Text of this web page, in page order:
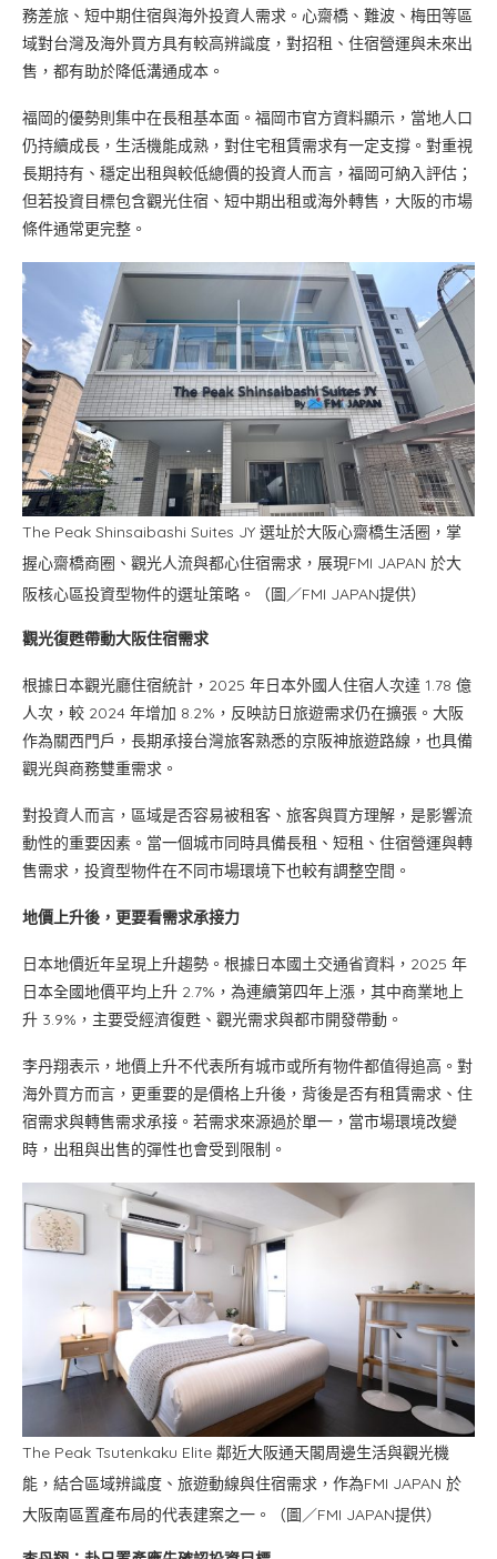
務差旅、短中期住宿與海外投資人需求。心齋橋、難波、梅田等區
域對台灣及海外買方具有較高辨識度，對招租、住宿營運與未來出
售，都有助於降低溝通成本。
福岡的優勢則集中在長租基本面。福岡市官方資料顯示，當地人口
仍持續成長，生活機能成熟，對住宅租賃需求有一定支撐。對重視
長期持有、穩定出租與較低總價的投資人而言，福岡可納入評估；
但若投資目標包含觀光住宿、短中期出租或海外轉售，大阪的市場
條件通常更完整。
The Peak Shinsaibashi Suites JY 選址於大阪心齋橋生活圈，掌
握心齋橋商圈、觀光人流與都心住宿需求，展現FMI JAPAN 於大
阪核心區投資型物件的選址策略。（圖／FMI JAPAN提供）
觀光復甦帶動大阪住宿需求
根據日本觀光廳住宿統計，2025 年日本外國人住宿人次達 1.78 億
人次，較 2024 年增加 8.2%，反映訪日旅遊需求仍在擴張。大阪
作為關西門戶，長期承接台灣旅客熟悉的京阪神旅遊路線，也具備
觀光與商務雙重需求。
對投資人而言，區域是否容易被租客、旅客與買方理解，是影響流
動性的重要因素。當一個城市同時具備長租、短租、住宿營運與轉
售需求，投資型物件在不同市場環境下也較有調整空間。
地價上升後，更要看需求承接力
日本地價近年呈現上升趨勢。根據日本國土交通省資料，2025 年
日本全國地價平均上升 2.7%，為連續第四年上漲，其中商業地上
升 3.9%，主要受經濟復甦、觀光需求與都市開發帶動。
李丹翔表示，地價上升不代表所有城市或所有物件都值得追高。對
海外買方而言，更重要的是價格上升後，背後是否有租賃需求、住
宿需求與轉售需求承接。若需求來源過於單一，當市場環境改變
時，出租與出售的彈性也會受到限制。
The Peak Tsutenkaku Elite 鄰近大阪通天閣周邊生活與觀光機
能，結合區域辨識度、旅遊動線與住宿需求，作為FMI JAPAN 於
大阪南區置產布局的代表建案之一。（圖／FMI JAPAN提供）